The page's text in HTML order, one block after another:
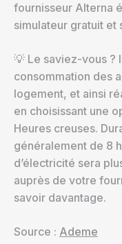
fournisseur Alterna
simulateur gratuit et
💡 Le saviez-vous ?
consommation des
logement, et ainsi
en choisissant une
Heures creuses.
généralement de 8
d’électricité sera
auprès de votre
savoir davantage.
Source : Ademe